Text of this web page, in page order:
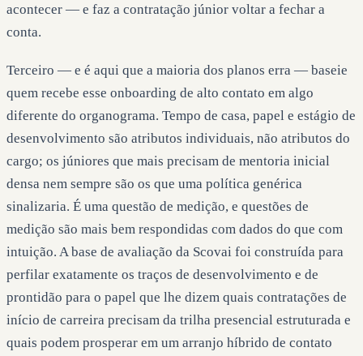
acontecer — e faz a contratação júnior voltar a fechar a
conta.
Terceiro — e é aqui que a maioria dos planos erra — baseie
quem recebe esse onboarding de alto contato em algo
diferente do organograma. Tempo de casa, papel e estágio de
desenvolvimento são atributos individuais, não atributos do
cargo; os júniores que mais precisam de mentoria inicial
densa nem sempre são os que uma política genérica
sinalizaria. É uma questão de medição, e questões de
medição são mais bem respondidas com dados do que com
intuição. A base de avaliação da Scovai foi construída para
perfilar exatamente os traços de desenvolvimento e de
prontidão para o papel que lhe dizem quais contratações de
início de carreira precisam da trilha presencial estruturada e
quais podem prosperar em um arranjo híbrido de contato